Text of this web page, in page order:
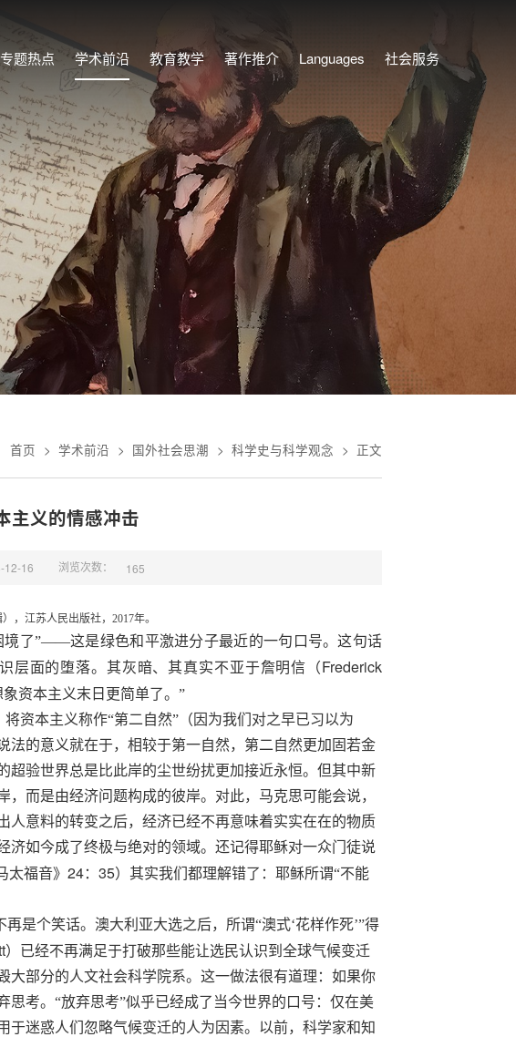
专题热点 学术前沿 教育教学 著作推介 Languages 社会服务
首页 > 学术前沿 > 国外社会思潮 > 科学史与科学观念 > 正文
主义的情感冲击
12-16 浏览次数： 165
，江苏人民出版社，2017年。
境了”——这是绿色和平激进分子最近的一句口号。这句话
层面的堕落。其灰暗、其真实不亚于詹明信（Frederick
资本主义末日更简单了。”
资本主义称作“第二自然”（因为我们对之早已习以为
法的意义就在于，相较于第一自然，第二自然更加固若金
超验世界总是比此岸的尘世纷扰更加接近永恒。但其中新
而是由经济问题构成的彼岸。对此，马克思可能会说，
意料的转变之后，经济已经不再意味着实实在在的物质
如今成了终极与绝对的领域。还记得耶稣对一众门徒说
福音》 24： 35）其实我们都理解错了：耶稣所谓“不能
是个笑话。澳大利亚大选之后，所谓“澳式‘花样作死’”得
）已经不再满足于打破那些能让选民认识到全球气候变迁
大部分的人文社会科学院系。这一做法很有道理：如果你
思考。“放弃思考”似乎已经成了当今世界的口号：仅在美
于迷惑人们忽略气候变迁的人为因素。以前，科学家和知